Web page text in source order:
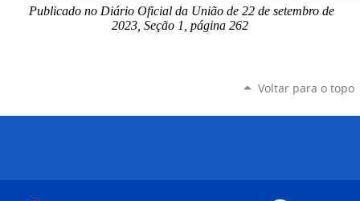
Publicado no Diário Oficial da União de 22 de setembro de
2023, Seção 1, página 262
Voltar para o topo